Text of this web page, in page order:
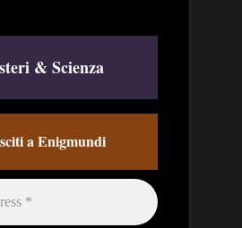
& Scienza
a Enigmundi